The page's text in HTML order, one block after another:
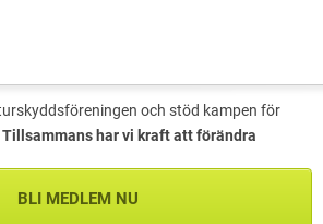
och stöd kampen för
Tillsammans har vi kraft att förändra
BLI MEDLEM NU